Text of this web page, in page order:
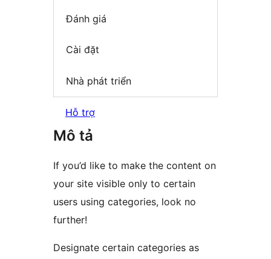
Đánh giá
Cài đặt
Nhà phát triển
Hỗ trợ
Mô tả
If you’d like to make the content on
your site visible only to certain
users using categories, look no
further!
Designate certain categories as